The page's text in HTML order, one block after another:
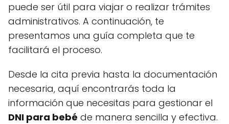
puede ser útil para viajar o realizar trámites
administrativos. A continuación, te
presentamos una guía completa que te
facilitará el proceso.
Desde la cita previa hasta la documentación
necesaria, aquí encontrarás toda la
información que necesitas para gestionar el
DNI para bebé de manera sencilla y efectiva.